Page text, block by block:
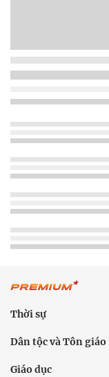
Thời sự
Dân tộc và Tôn giáo
Giáo dục